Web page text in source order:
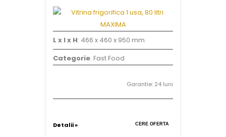
L x l x H: 466 x 460 x 950 mm
Categorie: Fast Food
Garantie: 24 luni
Detalii » CERE OFERTA